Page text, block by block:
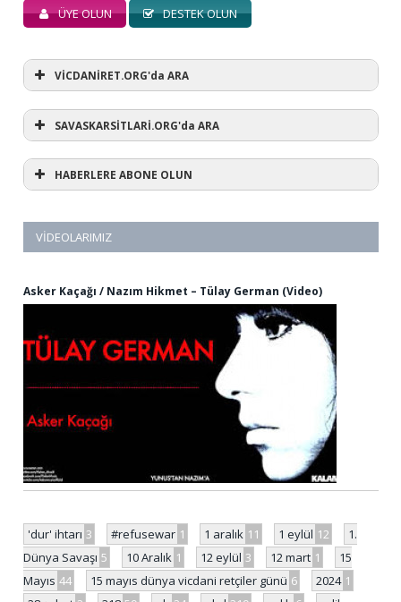
ÜYE OLUN DESTEK OLUN
VİCDANİRET.ORG'da ARA
SAVASKARSİTLARİ.ORG'da ARA
HABERLERE ABONE OLUN
VIDEOLARIMIZ
Asker Kaçağı / Nazım Hikmet – Tülay German (Video)
'dur' ihtarı 3 #refusewar 1 1 aralık 11 1 eylül 12
1.
Dünya Savaşı 5 10 Aralık 1 12 eylül 3 12 mart 1
15
Mayıs 44 15 mayıs dünya vicdani retçiler günü 6 2024 1